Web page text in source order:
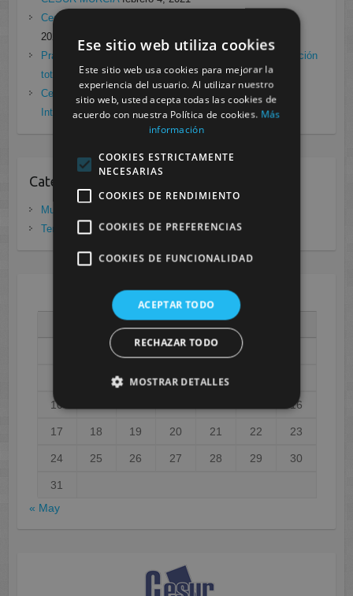
Cesur Murcia en directo con Pedro G. Aguado.
enero 28,
2021
Prácticas de Radiología Simple en Cesur Murcia. Protección
total frente a Covid19 enero 26, 2021
Cesur Murcia: Premio Especial FP, XIII Congreso
Internacional Enfermedades raras noviembre 26, 2020
Categorias
Murcia
Tenerife
AGOSTO 2026
X J V
5 6 7
10 16
17 18 19 20 21 22 23
24 25 26 27 28 29 30
31
« May
Ese sitio web utiliza cookies
Este sitio web usa cookies para mejorar la
experiencia del usuario. Al utilizar nuestro
sitio web, usted acepta todas las cookies de
acuerdo con nuestra Política de cookies. Más
información
COOKIES ESTRICTAMENTE
NECESARIAS
COOKIES DE RENDIMIENTO
COOKIES DE PREFERENCIAS
COOKIES DE FUNCIONALIDAD
ACEPTAR TODO
RECHAZAR TODO
MOSTRAR DETALLES